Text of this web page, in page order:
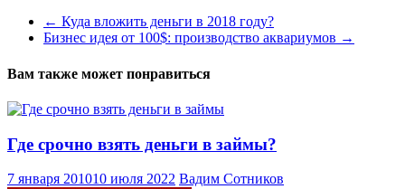
← Куда вложить деньги в 2018 году?
Бизнес идея от 100$: производство аквариумов →
Вам также может понравиться
Где срочно взять деньги в займы?
7 января 201010 июля 2022 Вадим Сотников